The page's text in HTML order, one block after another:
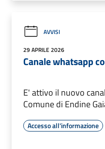
AVVISI
29 APRILE 2026
Canale whatsapp
E' attivo il nuovo
Comune di Endine
Accesso all'informazione